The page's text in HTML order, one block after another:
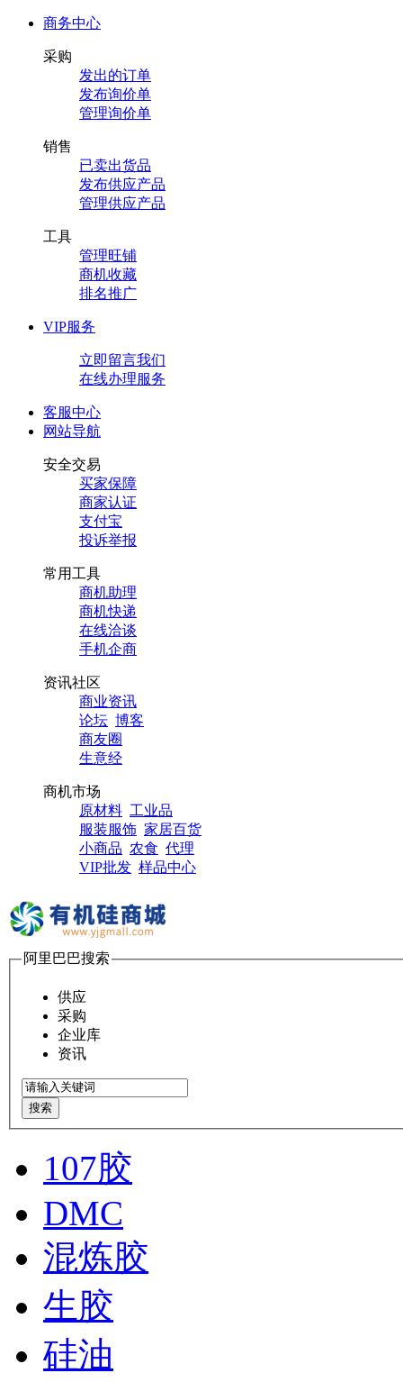
商务中心
采购
发出的订单
发布询价单
管理询价单
销售
已卖出货品
发布供应产品
管理供应产品
工具
管理旺铺
商机收藏
排名推广
VIP服务
立即留言我们
在线办理服务
客服中心
网站导航
安全交易
买家保障
商家认证
支付宝
投诉举报
常用工具
商机助理
商机快递
在线洽谈
手机企商
资讯社区
商业资讯
论坛 博客
商友圈
生意经
商机市场
原材料 工业品
服装服饰 家居百货
小商品 农食 代理
VIP批发 样品中心
阿里巴巴搜索
供应
采购
企业库
资讯
搜索
107胶
DMC
混炼胶
生胶
硅油